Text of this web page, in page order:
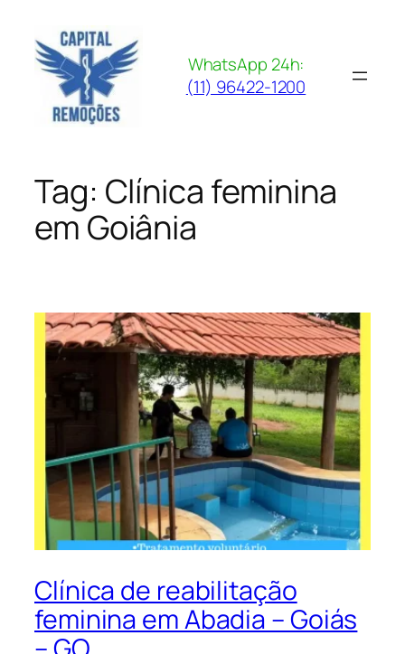
para
conteúdo
WhatsApp 24h:
(11) 96422-1200
Tag: Clínica feminina
em Goiânia
Clínica de reabilitação
feminina em Abadia – Goiás